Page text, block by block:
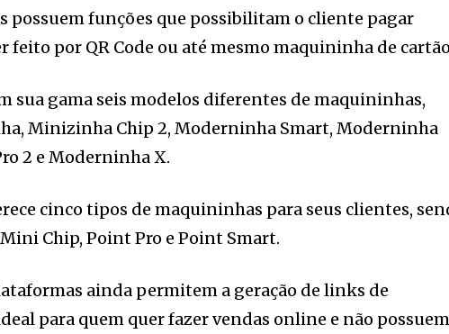
possuem funções que possibilitam o cliente pagar
feito por QR Code ou até mesmo maquininha de
sua gama seis modelos diferentes de maquininhas,
Minizinha Chip 2, Moderninha Smart, Moderninha
2 e Moderninha X.
cinco tipos de maquininhas para seus clientes,
Chip, Point Pro e Point Smart.
ainda permitem a geração de links de
para quem quer fazer vendas online e não